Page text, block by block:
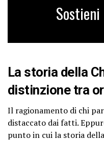
Sostieni
La storia della
distinzione tra
Il ragionamento di chi
distaccato dai fatti.
punto in cui la storia